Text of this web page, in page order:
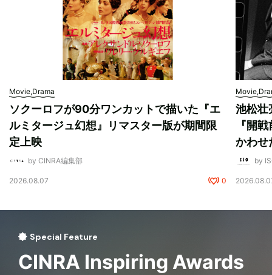
Movie,Drama
ソクーロフが90分ワンカットで描いた『エ
ルミタージュ幻想』リマスター版が期間限
定上映
by CINRA編集部
2026.08.07 0
池松壮
『開
かわせ
by
Special Feature
CINRA Inspiring Awards